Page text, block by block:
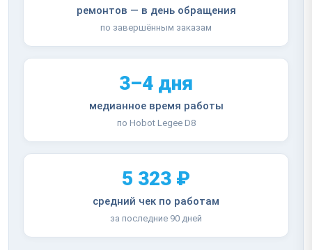
ремонтов — в день обращения
по завершённым заказам
3–4 дня
медианное время работы
по Hobot Legee D8
5 323 ₽
средний чек по работам
за последние 90 дней